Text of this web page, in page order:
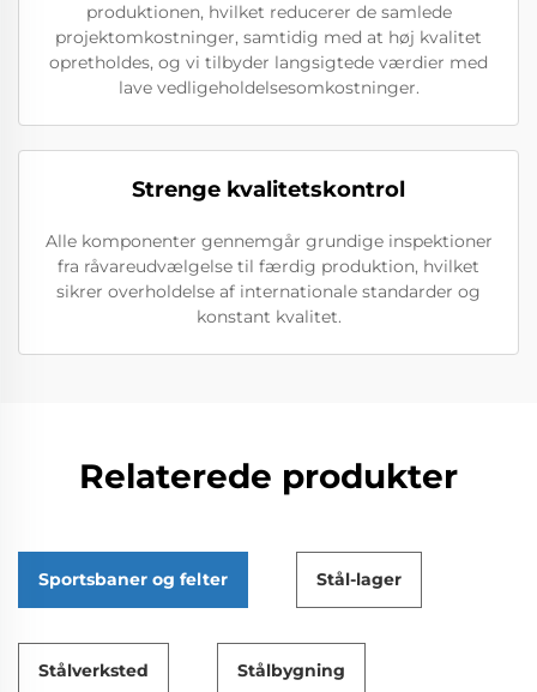
produktionen, hvilket reducerer de samlede
projektomkostninger, samtidig med at høj kvalitet
opretholdes, og vi tilbyder langsigtede værdier med
lave vedligeholdelsesomkostninger.
Strenge kvalitetskontrol
Alle komponenter gennemgår grundige inspektioner
fra råvareudvælgelse til færdig produktion, hvilket
sikrer overholdelse af internationale standarder og
konstant kvalitet.
Relaterede produkter
Sportsbaner og felter Stål-lager
Stålverksted Stålbygning